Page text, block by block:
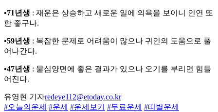
•71년생 : 재운은 상승하고 새로운 일에 의욕을 보이니 인연 또
한 좋구나.
•59년생 : 복잡한 문제로 어려움이 많으나 귀인의 도움으로 풀
어나간다.
•47년생 : 물심양면에 좋은 결과가 있으나 오기를 부리면 힘들
어진다.
유영현 기자redeye112@etoday.co.kr
#오늘의운세 #운세 #운세보기 #무료운세 #띠별운세